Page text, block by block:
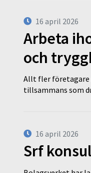
16 april 2026
Arbeta
och
Allt fler företagare
tillsammans som
16 april 2026
Srf